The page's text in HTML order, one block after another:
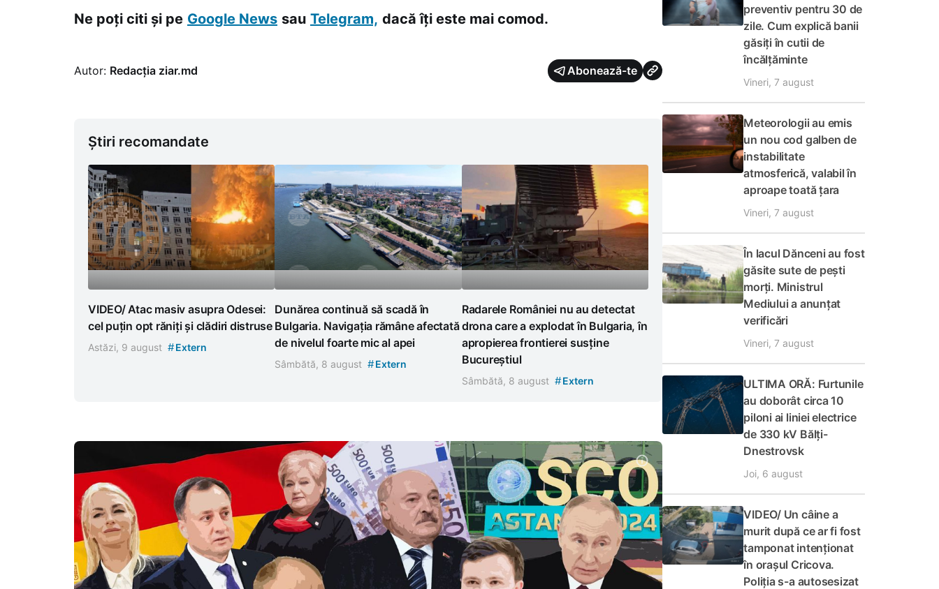
Ne poți citi și pe Google News sau Telegram, dacă îți este mai comod.
Autor: Redacția ziar.md Abonează-te
Știri recomandate
VIDEO/ Atac masiv asupra Odesei:
cel puțin opt răniți și clădiri distruse
Astăzi, 9 august #Extern
Dunărea continuă să scadă în
Bulgaria. Navigația rămâne afectată
de nivelul foarte mic al apei
Sâmbătă, 8 august #Extern
Radarele României nu au detectat
drona care a explodat în Bulgaria, în
apropierea frontierei susține
Bucureștiul
Sâmbătă, 8 august #Extern
preventiv pentru 30 de
zile. Cum explică banii
găsiți în cutii de
încălțăminte
Vineri, 7 august
Meteorologii au emis
un nou cod galben de
instabilitate
atmosferică, valabil în
aproape toată țara
Vineri, 7 august
În lacul Dănceni au fost
găsite sute de pești
morți. Ministrul
Mediului a anunțat
verificări
Vineri, 7 august
ULTIMA ORĂ: Furtunile
au doborât circa 10
piloni ai liniei electrice
de 330 kV Bălți-
Dnestrovsk
Joi, 6 august
VIDEO/ Un câine a
murit după ce ar fi fost
tamponat intenționat
în orașul Cricova.
Poliția s-a autosesizat